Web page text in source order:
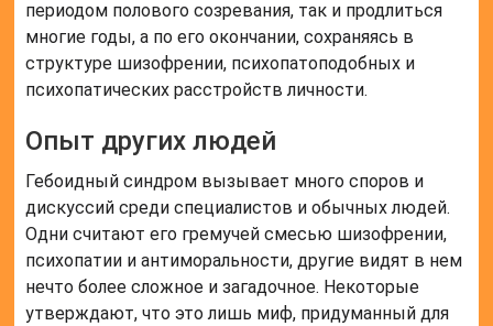
периодом полового созревания, так и продлиться
многие годы, а по его окончании, сохраняясь в
структуре шизофрении, психопатоподобных и
психопатических расстройств личности.
Опыт других людей
Гебоидный синдром вызывает много споров и
дискуссий среди специалистов и обычных людей.
Одни считают его гремучей смесью шизофрении,
психопатии и антиморальности, другие видят в нем
нечто более сложное и загадочное. Некоторые
утверждают, что это лишь миф, придуманный для